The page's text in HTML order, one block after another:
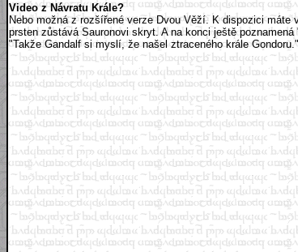
Video z Návratu Krále?
Nebo možná z rozšířené verze Dvou Věží. K dispozici
prsten zůstává Sauronovi skryt. A na konci ještě
"Takže Gandalf si myslí, že našel ztraceného krále Gondoru."